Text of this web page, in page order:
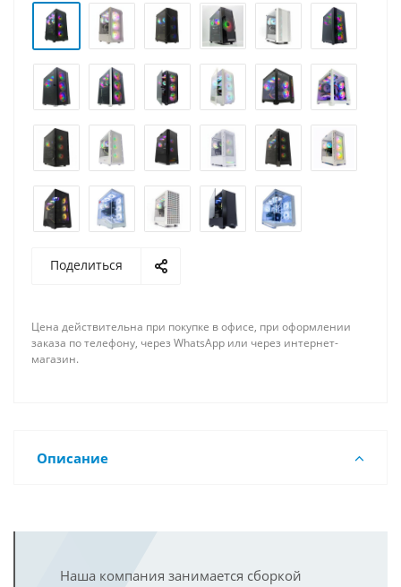
Поделиться
Цена действительна при покупке в офисе, при оформлении
заказа по телефону, через WhatsApp или через интернет-
магазин.
Описание
Наша компания занимается сборкой